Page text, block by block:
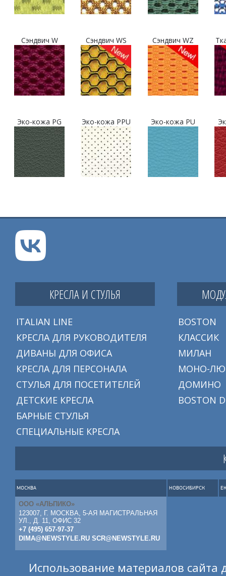
Сэндвич W Сэндвич WS Сэндвич WZ
Эко-кожа PG Эко-кожа PPU Эко-кожа PU
КРЕСЛА И СТУЛЬЯ
ITALIAN LINE
КРЕСЛА ДЛЯ РУКОВОДИТЕЛЯ
ДИВАНЫ ДЛЯ ОФИСА
КРЕСЛА ДЛЯ ПЕРСОНАЛА
СТУЛЬЯ ДЛЯ ПОСЕТИТЕЛЕЙ
ДЕТСКИЕ КРЕСЛА
БАРНЫЕ СТУЛЬЯ
СПЕЦИАЛЬНЫЕ КРЕСЛА
BOSTON
КЛАССИК
МИЛАН
МОНО-
ДОМИНО
BOSTON
МОСКВА
ООО «АЛЬПИКО»
123007, Г. МОСКВА, 5-АЯ МАГИСТРАЛЬНАЯ
УЛ., Д. 11, ОФИС 32
+7 (495) 657-97-37
DIMA@NEWSTYLE.RU SCR@NEWSTYLE.RU
НОВОСИБИРСК
Использование материалов сайта